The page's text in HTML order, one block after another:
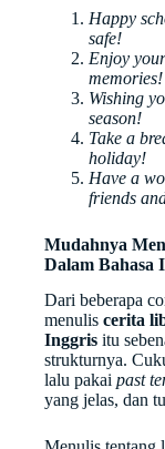
Happy
safe!
Enjoy
memories!
Wishing
season!
Take a
holiday!
Have a
friends
Mudahnya
Dalam Bahasa
Dari beberapa
menulis cerita
Inggris itu
strukturnya.
lalu pakai past
yang jelas, dan